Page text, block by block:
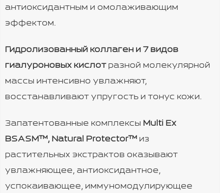
антиоксидантным и омолаживающим
эффектом.
Гидролизованный коллаген и 7 видов
гиалуроновых кислот разной молекулярной
массы интенсивно увлажняют,
восстанавливают упругость и тонус кожи.
Запатентованные комплексы Multi Ex
BSASM™, Natural Protector™ из
растительных экстрактов оказывают
увлажняющее, антиоксидантное,
успокаивающее, иммуномодулирующее